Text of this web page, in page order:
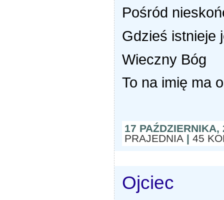
Pośród
Gdzieś istnieje
Wieczny Bóg
To na imię ma
17 PAŹDZIERNIKA,
PRAJEDNIA |45
Ojciec